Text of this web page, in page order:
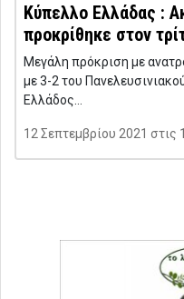
Κύπελλο Ελλάδας :
προκρίθηκε στον
Μεγάλη πρόκριση με
με 3-2 του
Ελλάδος…
12 Σεπτεμβρίου 2021 στις